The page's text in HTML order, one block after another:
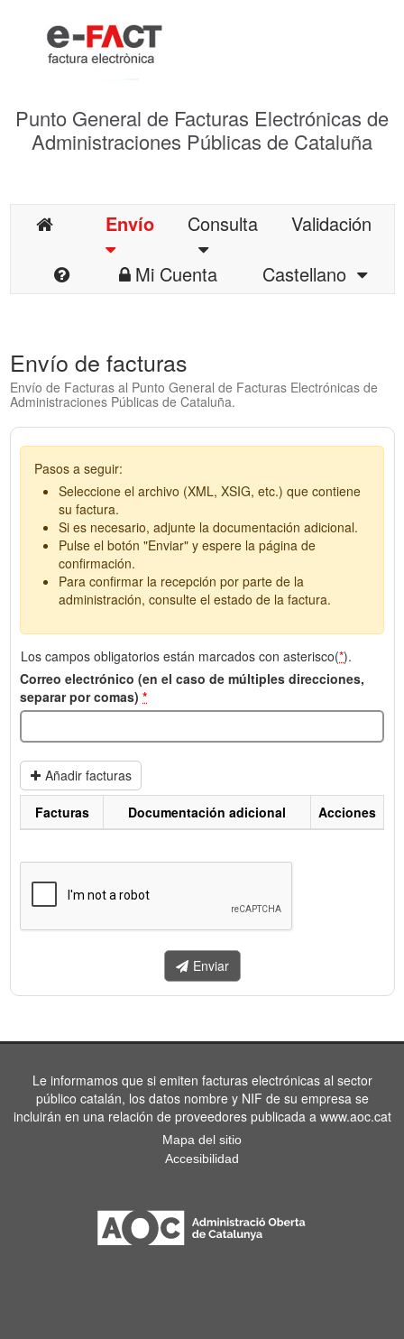
Punto General de Facturas Electrónicas de
Administraciones Públicas de Cataluña
Envío Consulta
Validación
Mi Cuenta
Castellano
Envío de facturas
Envío de Facturas al Punto General de Facturas Electrónicas de
Administraciones Públicas de Cataluña.
Pasos a seguir:
Seleccione el archivo (XML, XSIG, etc.) que contiene
su factura.
Si es necesario, adjunte la documentación adicional.
Pulse el botón "Enviar" y espere la página de
confirmación.
Para confirmar la recepción por parte de la
administración, consulte el estado de la factura.
Los campos obligatorios están marcados con asterisco(*).
Correo electrónico (en el caso de múltiples direcciones,
separar por comas) *
Añadir facturas
enviar.
Facturas Documentación adicional Acciones
Enviar
Le informamos que si emiten facturas electrónicas al sector
público catalán, los datos nombre y NIF de su empresa se
incluirán en una relación de proveedores publicada a www.aoc.cat
Mapa del sitio
Accesibilidad